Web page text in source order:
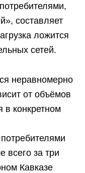
составляет
ложится
сетей.
неравномерно
от объёмов
в конкретном
всего за три
Кавказе